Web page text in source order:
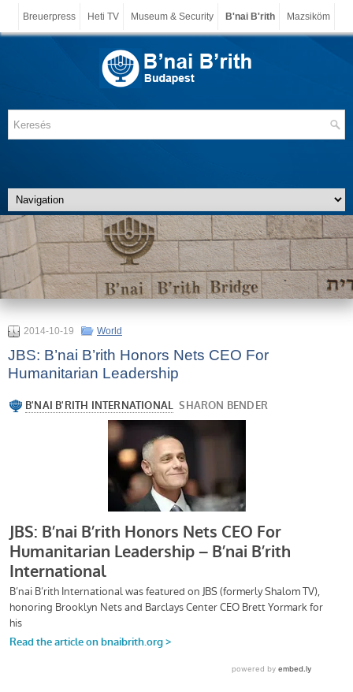
Breuerpress Heti TV Museum & Security B'nai B'rith Mazsiköm
2014-10-19 World
JBS: B’nai B’rith Honors Nets CEO For
Humanitarian Leadership